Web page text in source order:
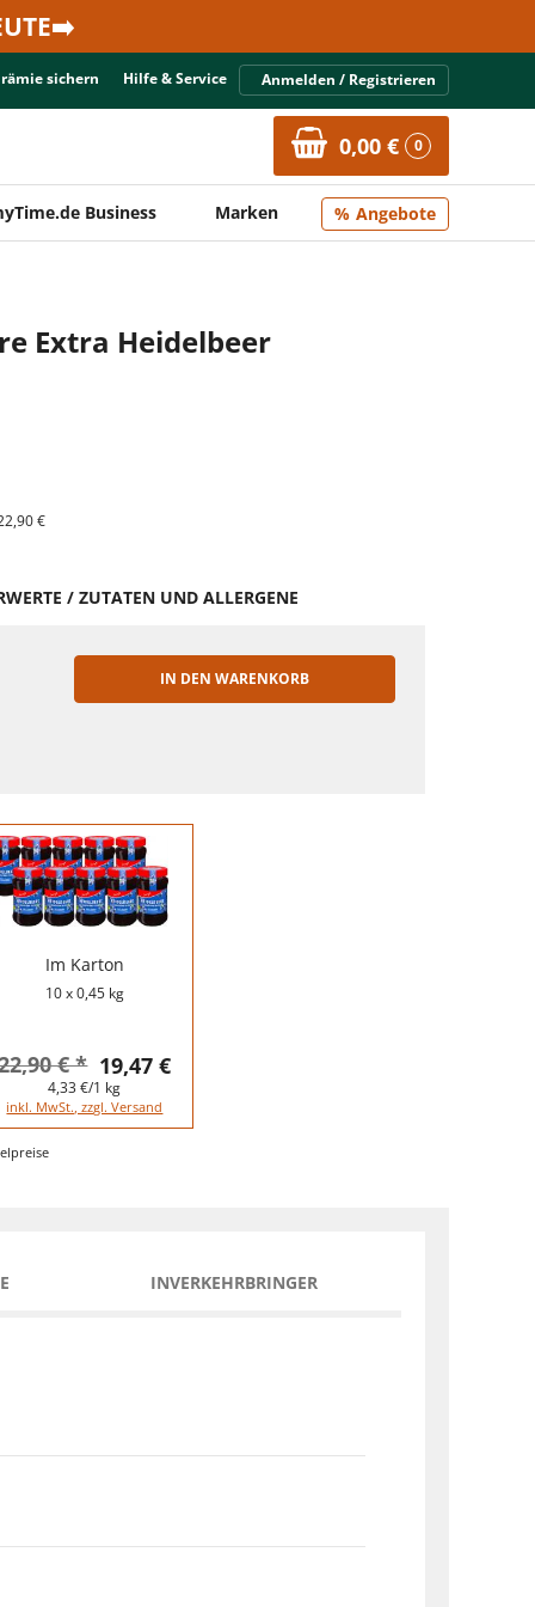
sichern Hilfe & Service Anmelden / Registrieren
0,00 € 0
Business Marken Angebote
Extra Heidelbeer
€
/ ZUTATEN UND ALLERGENE
IN DEN WARENKORB
Im Karton
10 x 0,45 kg
19,47 €
€ *
4,33 €/1 kg
inkl. MwSt., zzgl. Versand
INVERKEHRBRINGER